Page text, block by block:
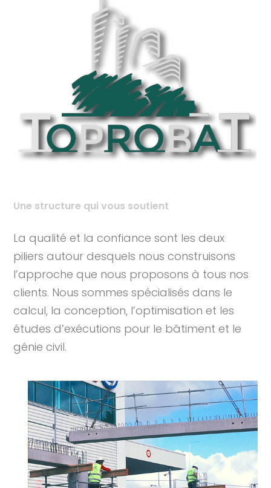
Une structure qui vous soutient
La qualité et la confiance sont les deux
piliers autour desquels nous construisons
l’approche que nous proposons à tous nos
clients. Nous sommes spécialisés dans le
calcul, la conception, l’optimisation et les
études d’exécutions pour le bâtiment et le
génie civil.